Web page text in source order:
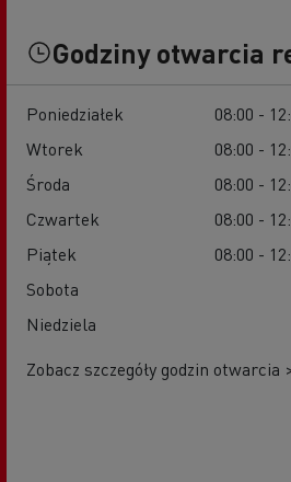
Godziny otwarcia
Poniedziałek
08:00 -
Wtorek
08:00 -
Środa
08:00 -
Czwartek
08:00 -
Piątek
08:00 -
Sobota
Niedziela
Zobacz szczegóły godzin otwarcia